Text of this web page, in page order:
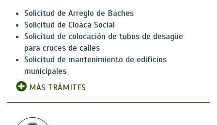
Solicitud de Arreglo de Baches
Solicitud de Cloaca Social
Solicitud de colocación de tubos de desagüe
para cruces de calles
Solicitud de mantenimiento de edificios
municipales
MÁS TRÁMITES